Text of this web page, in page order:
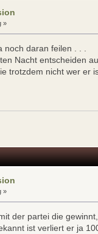
»
noch daran feilen . . .
Nacht entscheiden
trotzdem nicht wer
»
der partei die
ist verliert er ja